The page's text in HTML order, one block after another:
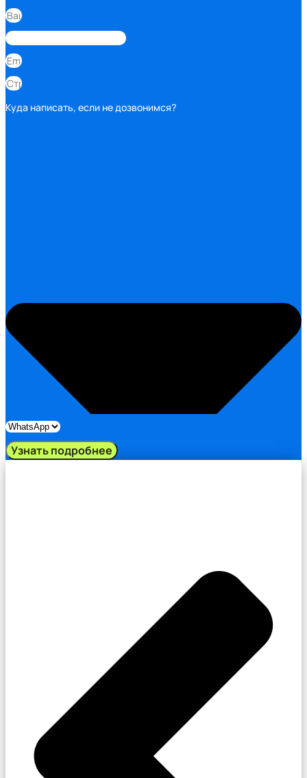
Куда написать, если не дозвонимся?
Узнать подробнее